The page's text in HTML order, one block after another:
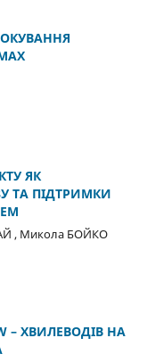
ЯК
ТА ПІДТРИМКИ
, Микола БОЙКО
– ХВИЛЕВОДІВ НА